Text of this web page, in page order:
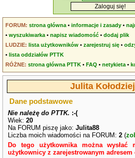
FORUM: strona główna •informacje i zasady •
•wyszukiwarka •napisz wiadomość •dodaj plik
LUDZIE: lista użytkowników •zarejestruj się •
•lista oddziałów PTTK
RÓŻNE: strona główna PTTK •FAQ •netykieta •
Julita
Dane podstawowe
Nie należę do PTTK. :-(
Wiek:20
Na FORUM piszę jako:Julita88
Liczba moich wiadomości na FORUM:2 (
Do tego użytkownika można wysłać
użytkownicy z zarejestrowanym